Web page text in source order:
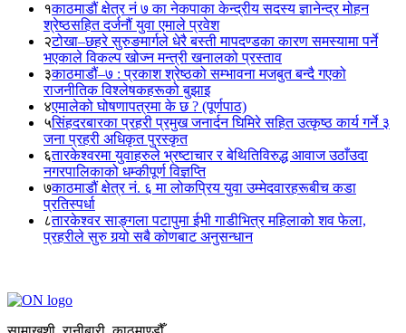
१काठमाडौं क्षेत्र नं ७ का नेकपाका केन्द्रीय सदस्य ज्ञानेन्द्र मोहन
श्रेष्ठसहित दर्जनौं युवा एमाले प्रवेश
२टोखा–छहरे सुरुङमार्गले धेरै बस्ती मापदण्डका कारण समस्यामा पर्ने
भएकाले विकल्प खोज्न मन्त्री खनालको प्रस्ताव
३काठमाडौं–७ : प्रकाश श्रेष्ठको सम्भावना मजबुत बन्दै गएको
राजनीतिक विश्लेषकहरूको बुझाइ
४एमालेको घोषणापत्रमा के छ ? (पूर्णपाठ)
५सिंहदरबारका प्रहरी प्रमुख जनार्दन घिमिरे सहित उत्कृष्ठ कार्य गर्ने ३
जना प्रहरी अधिकृत पुरस्कृत
६तारकेश्वरमा युवाहरुले भ्रष्टाचार र बेथितिविरुद्ध आवाज उठाँउदा
नगरपालिकाको धम्कीपूर्ण विज्ञप्ति
७काठमाडौं क्षेत्र नं. ६ मा लोकप्रिय युवा उम्मेदवारहरूबीच कडा
प्रतिस्पर्धा
८तारकेश्वर साङ्गला पटापुमा ईभी गाडीभित्र महिलाको शव फेला,
प्रहरीले सुरु गर्‍यो सबै कोणबाट अनुसन्धान